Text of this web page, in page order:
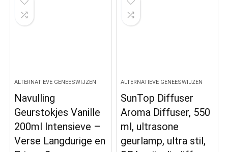
ALTERNATIEVE GENEESWIJZEN
Navulling
Geurstokjes Vanille
200ml Intensieve –
Verse Langdurige en
ALTERNATIEVE GENEESWIJZEN
SunTop Diffuser
Aroma Diffuser, 550
ml, ultrasone
geurlamp, ultra stil,